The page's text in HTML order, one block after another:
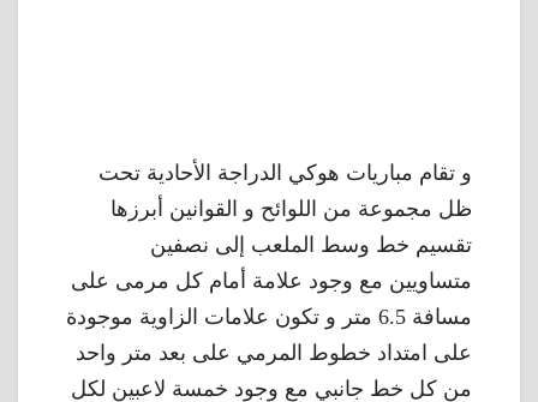
و تقام مباريات هوكي الدراجة الأحادية تحت
ظل مجموعة من اللوائح و القوانين أبرزها
تقسيم خط وسط الملعب إلى نصفين
متساويين مع وجود علامة أمام كل مرمى على
مسافة 6.5 متر و تكون علامات الزاوية موجودة
على امتداد خطوط المرمي على بعد متر واحد
من كل خط جانبي مع وجود خمسة لاعبين لكل